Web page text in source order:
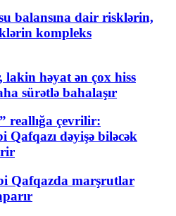
balansına dair risklərin,
kompleks
lakin həyat ən çox hiss
sürətlə bahalaşır
reallığa çevrilir:
Qafqazı dəyişə biləcək
Qafqazda marşrutlar